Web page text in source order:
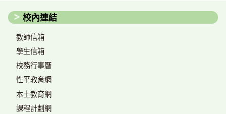
校內連結
教師信箱
學生信箱
校務行事曆
性平教育網
本土教育網
課程計劃網